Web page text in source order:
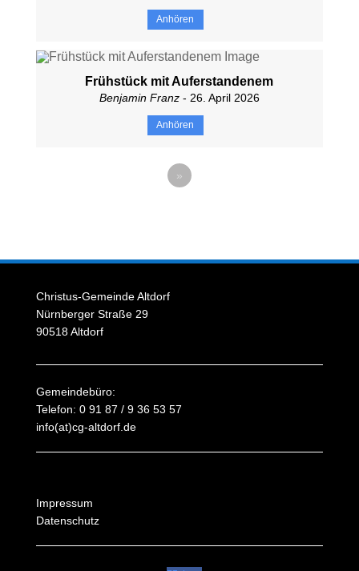
Anhören
Frühstück mit Auferstandenem
Benjamin Franz- 26. April 2026
Anhören
»
Christus-Gemeinde Altdorf
Nürnberger Straße 29
90518 Altdorf
Gemeindebüro:
Telefon: 0 91 87 / 9 36 53 57
info(at)cg-altdorf.de
Impressum
Datenschutz